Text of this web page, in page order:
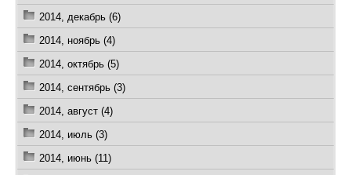
2014, декабрь (6)
2014, ноябрь (4)
2014, октябрь (5)
2014, сентябрь (3)
2014, август (4)
2014, июль (3)
2014, июнь (11)